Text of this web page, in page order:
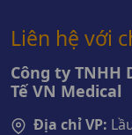
Liên hệ với
Công ty TNHH
Tế VN Medical
Địa chỉ VP: